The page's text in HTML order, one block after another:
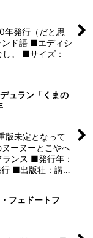
発行（だと思
ド語 ■エディシ
。 ■サイズ：
ュラン「くまの
版未定となって
ーヌーとこやへ
ンス ■発行年：
■出版社：講…
フェドートフ